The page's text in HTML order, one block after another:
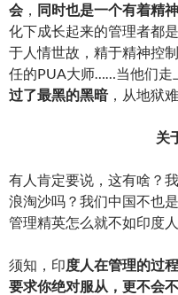
会 ， 同时也是一个有着精
化下成长起来的管理者都
于人情世故，精于精神控
任的PUA大师……当他们走
过了最黑的黑暗，从地狱
关
有人肯定要说，这有啥？
浪淘沙吗？我们中国不也
管理精英怎么就不如印度
须知，印度人在管理的过
要求你绝对服从，更不会